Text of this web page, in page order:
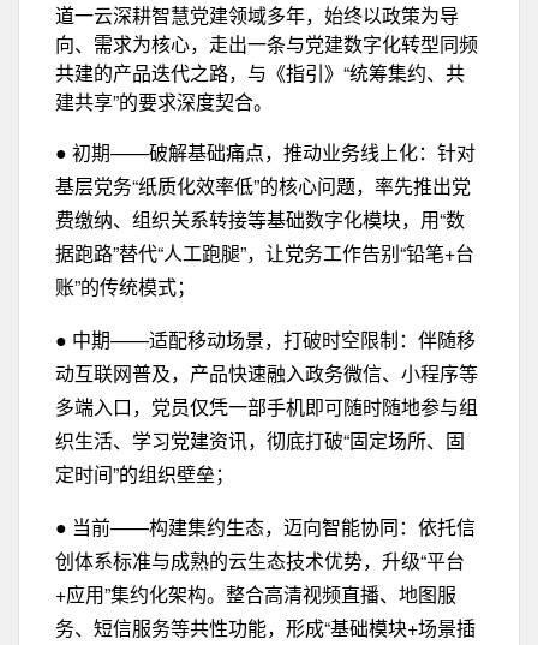
道一云深耕智慧党建领域多年，始终以政策为导
向、需求为核心，走出一条与党建数字化转型同频
共建的产品迭代之路，与《指引》“统筹集约、共
建共享”的要求深度契合。
● 初期——破解基础痛点，推动业务线上化：针对
基层党务“纸质化效率低”的核心问题，率先推出党
费缴纳、组织关系转接等基础数字化模块，用“数
据跑路”替代“人工跑腿”，让党务工作告别“铅笔+台
账”的传统模式；
● 中期——适配移动场景，打破时空限制：伴随移
动互联网普及，产品快速融入政务微信、小程序等
多端入口，党员仅凭一部手机即可随时随地参与组
织生活、学习党建资讯，彻底打破“固定场所、固
定时间”的组织壁垒；
● 当前——构建集约生态，迈向智能协同：依托信
创体系标准与成熟的云生态技术优势，升级“平台
+应用”集约化架构。整合高清视频直播、地图服
务、短信服务等共性功能，形成“基础模块+场景插